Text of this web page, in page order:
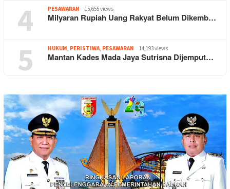
4 PESAWARAN 15,655 views
Milyaran Rupiah Uang Rakyat Belum Dikemb…
5 HUKUM, PERISTIWA, PESAWARAN 14,193 views
Mantan Kades Mada Jaya Sutrisna Dijemput…